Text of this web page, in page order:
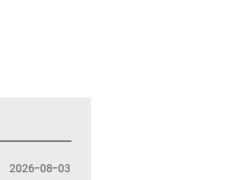
2026-08-03